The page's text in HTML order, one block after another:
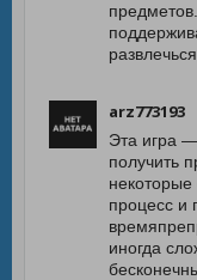
arz773193
Эта игра
получить
процесс и
иногда